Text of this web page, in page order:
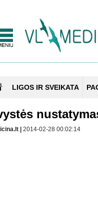
LIGOS IR SVEIKATA
| 2014-02-28 00:02:14